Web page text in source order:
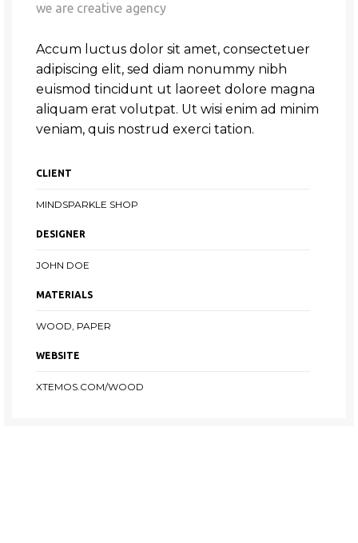
we are creative agency
Accum luctus dolor sit amet, consectetuer
adipiscing elit, sed diam nonummy nibh
euismod tincidunt ut laoreet dolore magna
aliquam erat volutpat. Ut wisi enim ad minim
veniam, quis nostrud exerci tation.
CLIENT
MINDSPARKLE SHOP
DESIGNER
JOHN DOE
MATERIALS
WOOD, PAPER
WEBSITE
XTEMOS.COM/WOOD